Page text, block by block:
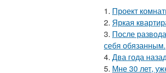
1. Проект
2. Яркая
3. После
себя обязанным.
4. Два года
5. Мне 30 лет,